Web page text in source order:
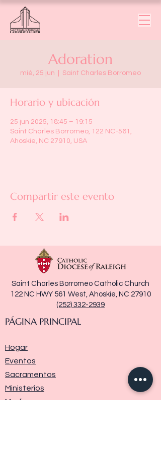
Adoration
mié, 25 jun Saint Charles Borromeo
Horario y ubicación
25 jun 2025, 18:45 – 19:15
Saint Charles Borromeo, 122 NC-561,
Ahoskie, NC 27910, USA
Compartir este evento
Saint Charles Borromeo Catholic Church
122 NC HWY 561 West, Ahoskie, NC 27910
(252) 332-2939
PÁGINA PRINCIPAL
Hogar
Eventos
Sacramentos
Ministerios
Media